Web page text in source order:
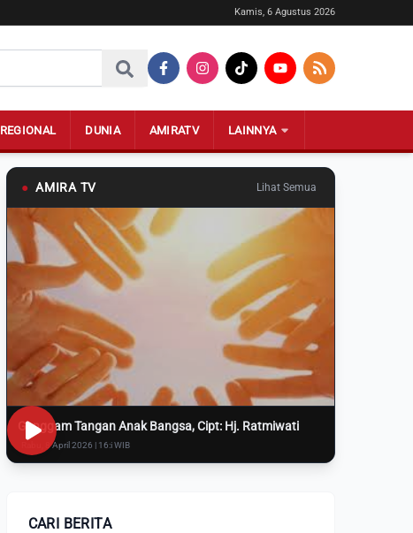
Kamis, 6 Agustus 2026
REGIONAL DUNIA AMIRATV LAINNYA
● AMIRA TV Lihat Semua
Genggam Tangan Anak Bangsa, Cipt: Hj. Ratmiwati
Rabu, 8 April 2026 | 16:i WIB
CARI BERITA